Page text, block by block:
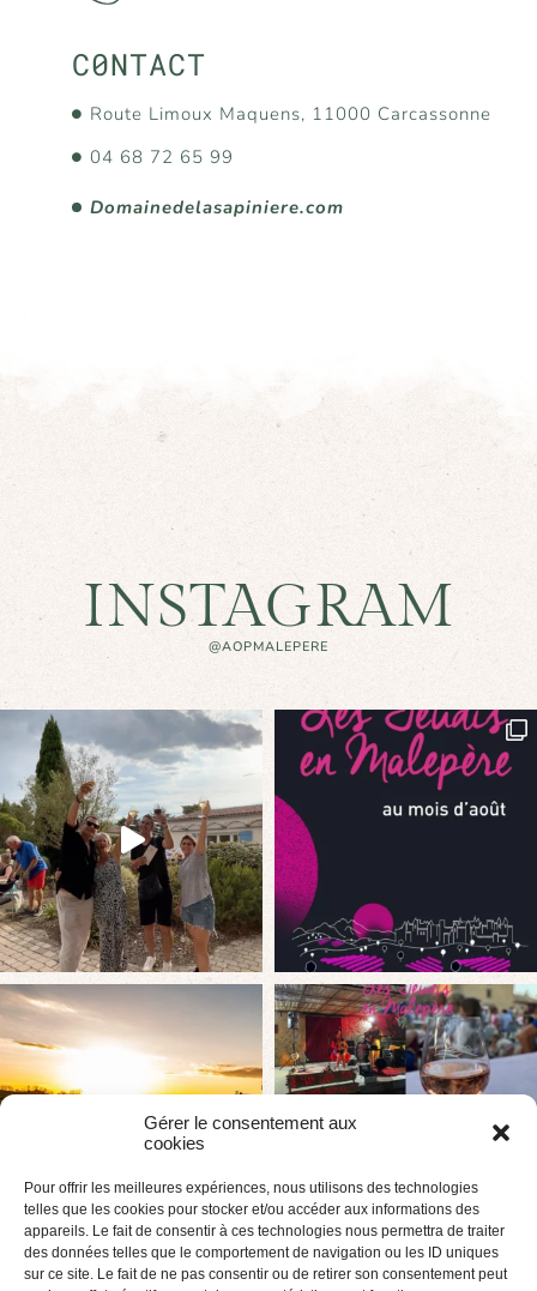
Gérer le consentement aux
cookies
Pour offrir les meilleures expériences, nous utilisons des technologies
telles que les cookies pour stocker et/ou accéder aux informations des
appareils. Le fait de consentir à ces technologies nous permettra de traiter
des données telles que le comportement de navigation ou les ID uniques
sur ce site. Le fait de ne pas consentir ou de retirer son consentement peut
C0NTACT
Route Limoux Maquens, 11000 Carcassonne
04 68 72 65 99
Domainedelasapiniere.com
INSTAGRAM
@AOPMALEPERE